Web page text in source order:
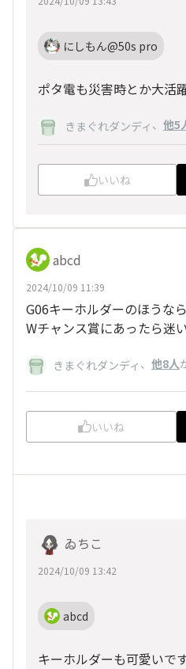
にしもん@50s pro
ポタ電も災害時とか大活
きまぐれダンディ 、 他5
いいね
abcd
2024/10/09 11:39
G06キーホルダーのほうな
Wチャンス賞にあったら迷
きまぐれダンディ 、 他8人
いいね
ゐちこ
2024/10/09 13:42
abcd
キーホルダーも可愛いで